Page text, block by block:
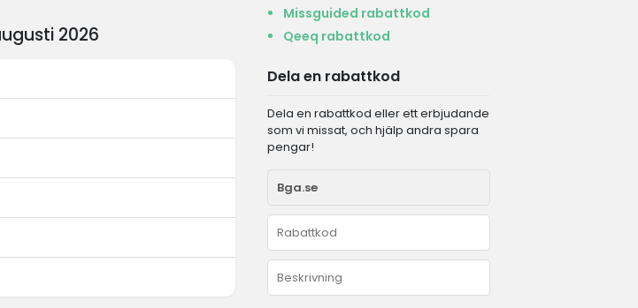
Missguided rabattkod
Qeeq rabattkod
Dela en rabattkod
Dela en rabattkod eller ett erbjudande
som vi missat, och hjälp andra spara
pengar!
2026